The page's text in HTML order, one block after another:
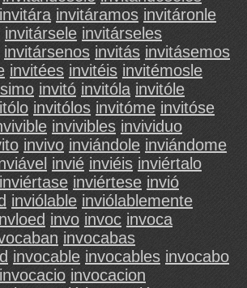
invitára invitáramos invitáronle
invitársele invitárseles
invitársenos invitás invitásemos
invitées invitéis invitémosle
invitó invitóla invitóle
invitólos invitóme invitóse
invivibles invividuo
invivo inviándole inviándome
invié inviéis inviértalo
inviértase inviértese invió
inviólable inviólablemente
invo invoc invoca
invocabas
invocable invocables invocabo
invocacio invocacion